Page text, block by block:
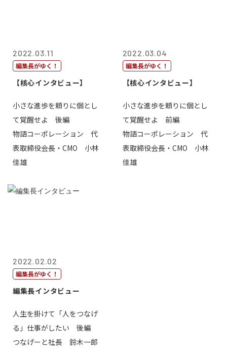
2022.03.11
編集長がゆく！
【核心インタビュー】
小さな進歩を頼りに個とし
て覚醒せよ 後編
物語コーポレーション 代
表取締役会長・CMO 小林
佳雄
2022.03.04
編集長がゆく！
【核心インタビュー】
小さな進歩を頼りに個とし
て覚醒せよ 前編
物語コーポレーション 代
表取締役会長・CMO 小林
佳雄
2022.02.02
編集長がゆく！
編集長インタビュー
人生を掛けて「人をつなげ
る」仕事がしたい 後編
つなげーと社長 鈴木一郎